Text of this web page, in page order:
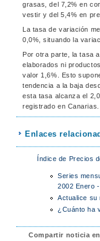
grasas, del 7,2% en
vestir y del 5,4% en
La tasa de variación
0,0%, situando la
Por otra parte, la tasa
elaborados ni
valor 1,6%. Esto
tendencia a la baja
esta tasa alcanza el
registrado en Canarias.
Enlaces
Índice de Precios
Series
2002 Enero
Actualice su
¿Cuánto ha
Compartir noticia